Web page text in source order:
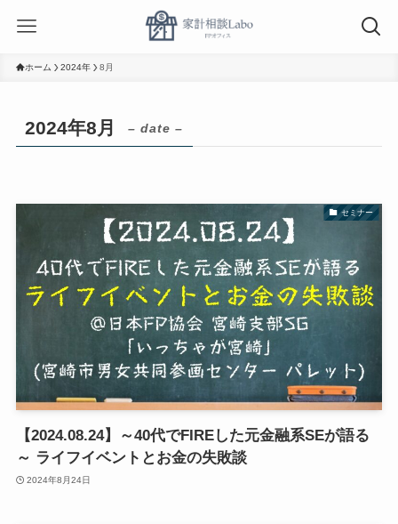
ホーム 2024年 8月
2024年8月 – date –
セミナー
【2024.08.24】～40代でFIREした元金融系SEが語る
～ ライフイベントとお金の失敗談
2024年8月24日